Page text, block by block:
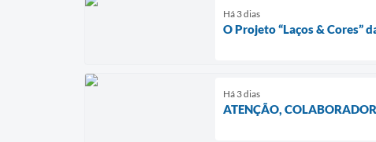
Há 3 dias
O Projeto “Laços & Cores”
Há 3 dias
ATENÇÃO,